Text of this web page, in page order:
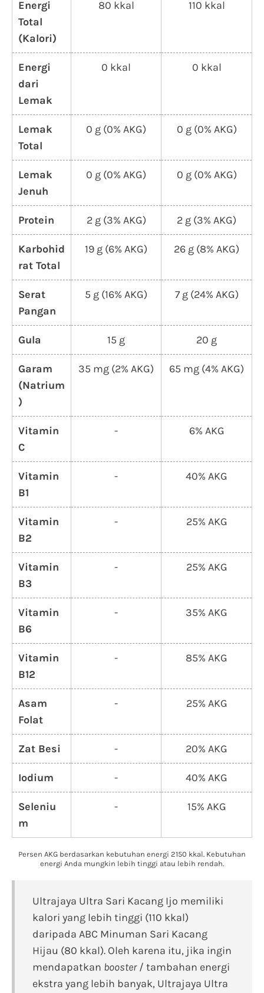
Energi
Total
(Kalori)
80 kkal 110 kkal
Energi
dari
Lemak
0 kkal 0 kkal
Lemak
Total
0 g (0% AKG) 0 g (0% AKG)
Lemak
Jenuh
0 g (0% AKG) 0 g (0% AKG)
Protein 2 g (3% AKG) 2 g (3% AKG)
Karbohid
rat Total
19 g (6% AKG) 26 g (8% AKG)
Serat
Pangan
5 g (16% AKG) 7 g (24% AKG)
Gula 15 g 20 g
Garam
(Natrium
)
35 mg (2% AKG) 65 mg (4% AKG)
Vitamin
C
- 6% AKG
Vitamin
B1
- 40% AKG
Vitamin
B2
- 25% AKG
Vitamin
B3
- 25% AKG
Vitamin
B6
- 35% AKG
Vitamin
B12
- 85% AKG
Asam
Folat
- 25% AKG
Zat Besi - 20% AKG
Iodium - 40% AKG
Seleniu
m
- 15% AKG
Persen AKG berdasarkan kebutuhan energi 2150 kkal. Kebutuhan
energi Anda mungkin lebih tinggi atau lebih rendah.
Ultrajaya Ultra Sari Kacang Ijo memiliki
kalori yang lebih tinggi (110 kkal)
daripada ABC Minuman Sari Kacang
Hijau (80 kkal). Oleh karena itu, jika ingin
mendapatkan booster/ tambahan energi
ekstra yang lebih banyak, Ultrajaya Ultra